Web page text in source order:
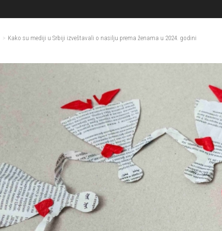
Kako su mediji u Srbiji izveštavali o nasilju prema ženama u 2024. godini